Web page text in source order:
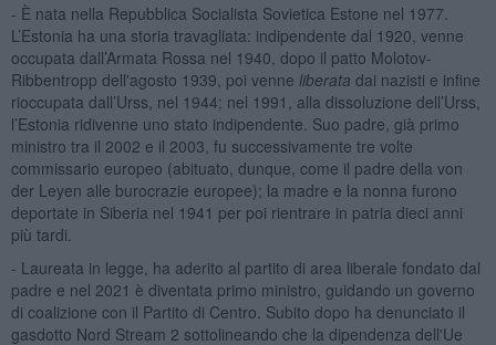
- È nata nella Repubblica Socialista Sovietica Estone nel 1977.
L’Estonia ha una storia travagliata: indipendente dal 1920, venne
occupata dall’Armata Rossa nel 1940, dopo il patto Molotov-
Ribbentropp dell'agosto 1939, poi venne liberata dai nazisti e infine
rioccupata dall’Urss, nel 1944; nel 1991, alla dissoluzione dell’Urss,
l’Estonia ridivenne uno stato indipendente. Suo padre, già primo
ministro tra il 2002 e il 2003, fu successivamente tre volte
commissario europeo (abituato, dunque, come il padre della von
der Leyen alle burocrazie europee); la madre e la nonna furono
deportate in Siberia nel 1941 per poi rientrare in patria dieci anni
più tardi.
- Laureata in legge, ha aderito al partito di area liberale fondato dal
padre e nel 2021 è diventata primo ministro, guidando un governo
di coalizione con il Partito di Centro. Subito dopo ha denunciato il
gasdotto Nord Stream 2 sottolineando che la dipendenza dell'Ue